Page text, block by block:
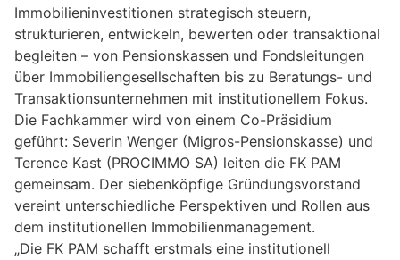
Immobilieninvestitionen strategisch steuern,
strukturieren, entwickeln, bewerten oder transaktional
begleiten – von Pensionskassen und Fondsleitungen
über Immobiliengesellschaften bis zu Beratungs- und
Transaktionsunternehmen mit institutionellem Fokus.
Die Fachkammer wird von einem Co-Präsidium
geführt: Severin Wenger (Migros-Pensionskasse) und
Terence Kast (PROCIMMO SA) leiten die FK PAM
gemeinsam. Der siebenköpfige Gründungsvorstand
vereint unterschiedliche Perspektiven und Rollen aus
dem institutionellen Immobilienmanagement.
„Die FK PAM schafft erstmals eine institutionell